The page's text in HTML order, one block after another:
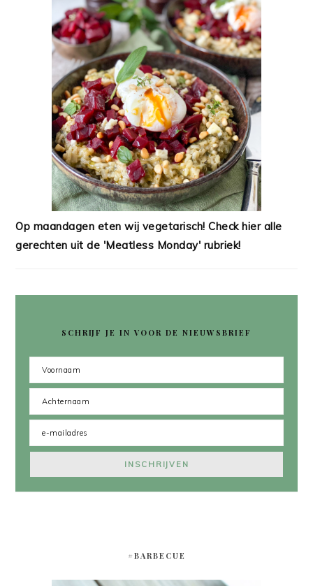
Op maandagen eten wij vegetarisch! Check hier alle
gerechten uit de 'Meatless Monday' rubriek!
SCHRIJF JE IN VOOR DE NIEUWSBRIEF
#BARBECUE